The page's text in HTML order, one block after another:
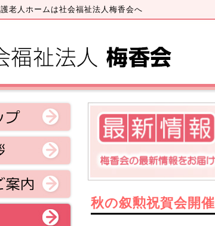
老人ホームは社会福祉法人梅香会へ
秋の叙勲祝賀会開催